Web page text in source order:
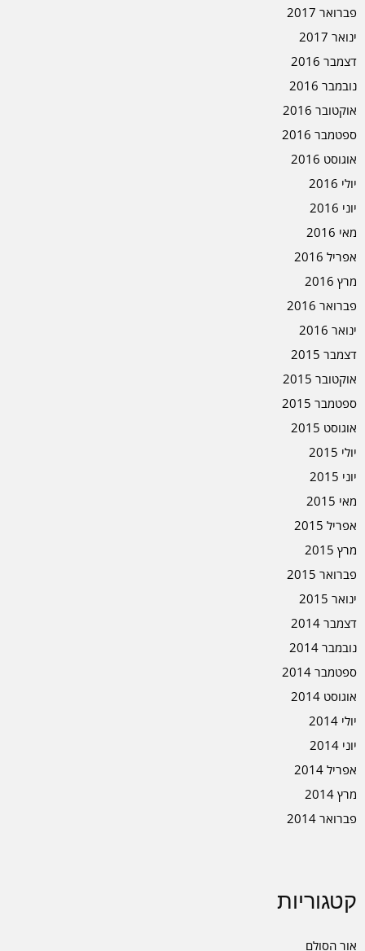
פברואר 2017
ינואר 2017
דצמבר 2016
נובמבר 2016
אוקטובר 2016
ספטמבר 2016
אוגוסט 2016
יולי 2016
יוני 2016
מאי 2016
אפריל 2016
מרץ 2016
פברואר 2016
ינואר 2016
דצמבר 2015
אוקטובר 2015
ספטמבר 2015
אוגוסט 2015
יולי 2015
יוני 2015
מאי 2015
אפריל 2015
מרץ 2015
פברואר 2015
ינואר 2015
דצמבר 2014
נובמבר 2014
ספטמבר 2014
אוגוסט 2014
יולי 2014
יוני 2014
אפריל 2014
מרץ 2014
פברואר 2014
קטגוריות
אור הסולם